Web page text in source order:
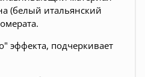
(белый итальянский
эффекта, подчеркивает